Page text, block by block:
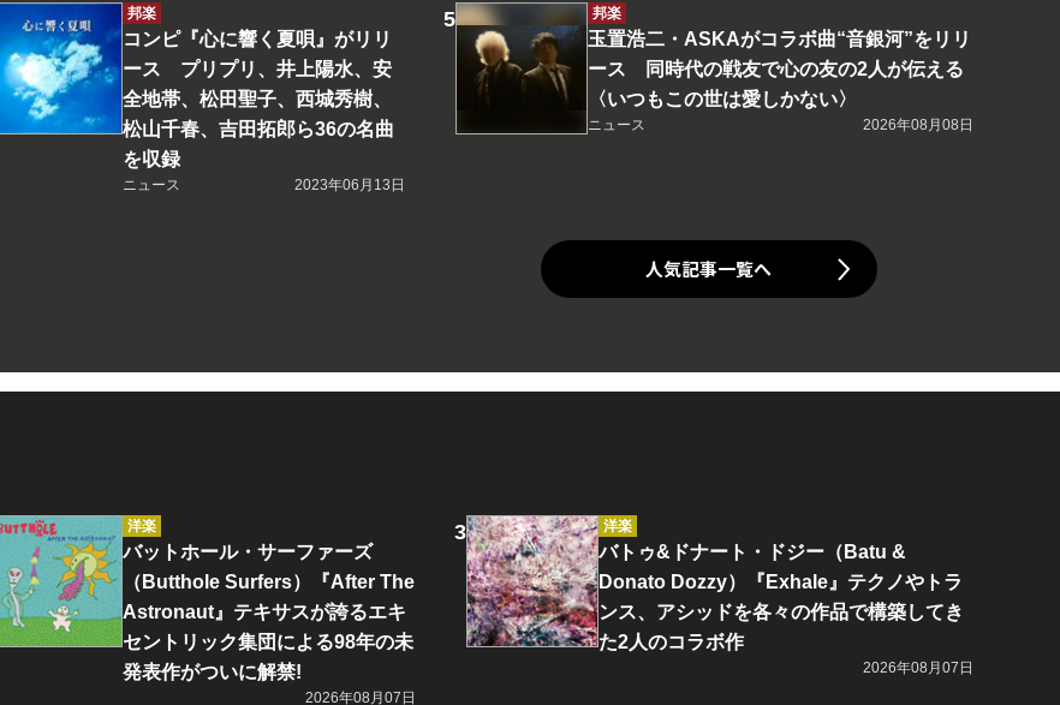
邦楽
コンピ『心に響く夏唄』がリリ
ース プリプリ、井上陽水、安
全地帯、松田聖子、西城秀樹、
松山千春、吉田拓郎ら36の名曲
を収録
ニュース 2023年06月13日
邦楽
玉置浩二・ASKAがコラボ曲“音銀河”をリリ
ース 同時代の戦友で心の友の2人が伝える
〈いつもこの世は愛しかない〉
ニュース 2026年08月08日
人気記事一覧へ
洋楽
バットホール・サーファーズ
（Butthole Surfers）『After The
Astronaut』テキサスが誇るエキ
セントリック集団による98年の未
発表作がついに解禁!
2026年08月07日
洋楽
バトゥ&ドナート・ドジー（Batu &
Donato Dozzy）『Exhale』テクノやトラ
ンス、アシッドを各々の作品で構築してき
た2人のコラボ作
2026年08月07日